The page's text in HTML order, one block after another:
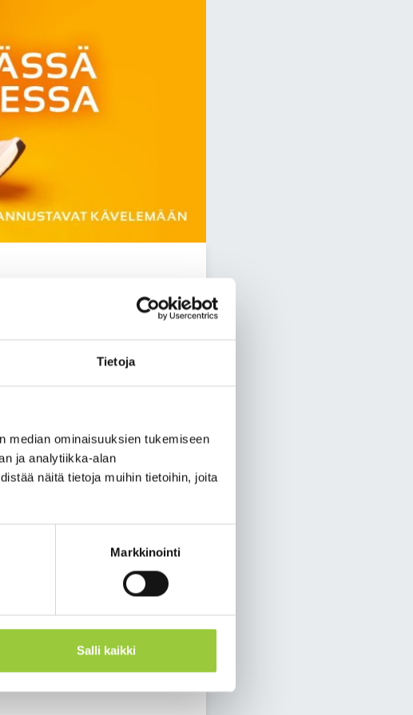
Tietoja
median ominaisuuksien tukemiseen
ja analytiikka-alan
näitä tietoja muihin tietoihin, joita
Markkinointi
Salli kaikki
tapahtumia järjestetään
lähdemme yhteislenkille.
Kontiomäen keskustan
Tervetuloa mukaan